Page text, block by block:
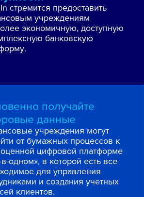
стремится предоставить
учреждениям
экономичную, доступную
банковскую
получайте
данные
учреждения могут
от бумажных процессов к
цифровой платформе
в-одном», в которой есть все
для управления
и создания учетных
клиентов.